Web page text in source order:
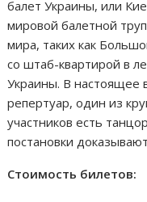
балет Украины, или
мировой балетной
мира, таких как
со штаб-квартирой в
Украины. В настоящее
репертуар, один из
участников есть
постановки
Стоимость билетов: